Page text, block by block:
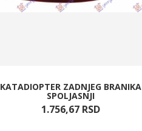
KATADIOPTER ZADNJEG BRANIKA
SPOLJASNJI
1.756,67 RSD